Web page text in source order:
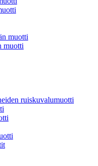
muotti
muotti
ruiskuvalumuotti